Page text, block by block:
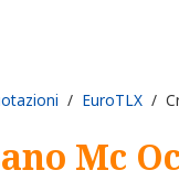
/ EuroTLX /
Mc